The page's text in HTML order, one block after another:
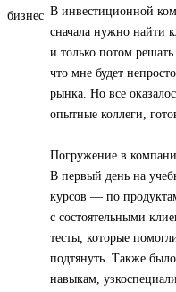
В инвестиционной
сначала нужно найти
и только потом
что мне будет
рынка. Но все
опытные коллеги,
Погружение в
В первый день на
курсов — по
с состоятельными
тесты, которые
подтянуть. Также
навыкам,